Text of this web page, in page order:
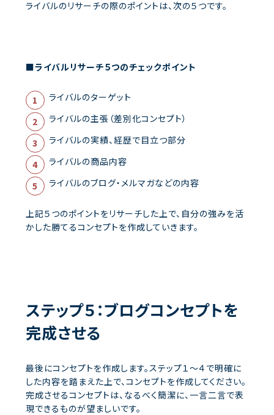
ライバルのリサーチの際のポイントは、次の５つです。
■ライバルリサーチ５つのチェックポイント
ライバルのターゲット
ライバルの主張（差別化コンセプト）
ライバルの実績、経歴で目立つ部分
ライバルの商品内容
ライバルのブログ・メルマガなどの内容
上記５つのポイントをリサーチした上で、自分の強みを活
かした勝てるコンセプトを作成していきます。
ステップ５：ブログコンセプトを
完成させる
最後にコンセプトを作成します。ステップ１〜４で明確に
した内容を踏まえた上で、コンセプトを作成してください。
完成させるコンセプトは、なるべく簡潔に、一言二言で表
現できるものが望ましいです。